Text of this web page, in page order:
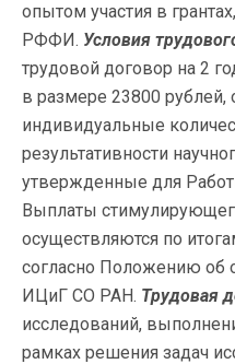
опытом участия в
РФФИ. Условия
трудовой договор на 2
в размере 23800 рублей,
индивидуальные
результативности
утвержденные для
Выплаты
осуществляются по
согласно Положению об
ИЦиГ СО РАН. Трудовая
исследований,
рамках решения задач